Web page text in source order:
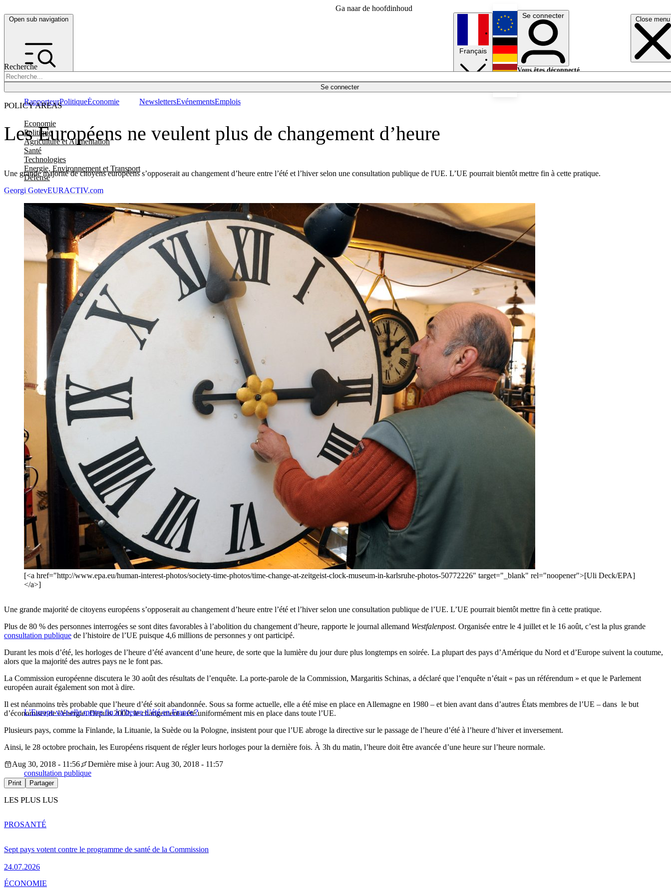
Ga naar de hoofdinhoud
Open sub navigation Close menu
Recherche
Se connecter
POLICY AREAS
Economie
Politique
Agriculture et Alimentation
Santé
Technologies
Energie, Environnement et Transport
Défense
RapporteurPolitiqueÉconomie NewslettersEvénementsEmplois
Français
English
Deutsch
Se connecter
Vous êtes déconnecté.
Les Européens ne veulent plus de changement d’heure
Une grande majorité de citoyens européens s’opposerait au changement d’heure entre l’été et l’hiver selon une consultation publique de l'UE. L’UE pourrait bientôt mettre fin à cette pratique.
Georgi GotevEURACTIV.com
[<a href="http://www.epa.eu/human-interest-photos/society-time-photos/time-change-at-zeitgeist-clock-museum-in-karlsruhe-photos-50772226" target="_blank" rel="noopener">[Uli Deck/EPA]
</a>]
Une grande majorité de citoyens européens s’opposerait au changement d’heure entre l’été et l’hiver selon une consultation publique de l’UE. L’UE pourrait bientôt mettre fin à cette pratique.
Plus de 80 % des personnes interrogées se sont dites favorables à l’abolition du changement d’heure, rapporte le journal allemand Westfalenpost. Organisée entre le 4 juillet et le 16 août, c’est la plus grande
consultation publique de l’histoire de l’UE puisque 4,6 millions de personnes y ont participé.
Durant les mois d’été, les horloges de l’heure d’été avancent d’une heure, de sorte que la lumière du jour dure plus longtemps en soirée. La plupart des pays d’Amérique du Nord et d’Europe suivent la coutume,
alors que la majorité des autres pays ne le font pas.
La Commission européenne discutera le 30 août des résultats de l’enquête. La porte-parole de la Commission, Margaritis Schinas, a déclaré que l’enquête n’était « pas un référendum » et que le Parlement
européen aurait également son mot à dire.
L’Europe va-t-elle mettre fin à l’heure d’été en France ?
Il est néanmoins très probable que l’heure d’été soit abandonnée. Sous sa forme actuelle, elle a été mise en place en Allemagne en 1980 – et bien avant dans d’autres États membres de l’UE – dans le but
d’économiser de l’énergie. Depuis 2002, le changement a été uniformément mis en place dans toute l’UE.
Plusieurs pays, comme la Finlande, la Lituanie, la Suède ou la Pologne, insistent pour que l’UE abroge la directive sur le passage de l’heure d’été à l’heure d’hiver et inversement.
Ainsi, le 28 octobre prochain, les Européens risquent de régler leurs horloges pour la dernière fois. À 3h du matin, l’heure doit être avancée d’une heure sur l’heure normale.
Aug 30, 2018 - 11:56
Dernière mise à jour: Aug 30, 2018 - 11:57
consultation publique
Print Partager
LES PLUS LUS
Sept pays votent contre le programme de santé de la Commission
24.07.2026
PROSANTÉ
ÉCONOMIE